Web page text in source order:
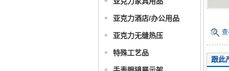
跟此
亚克力酒店/办公用品
亚克力无缝热压
特殊工艺品